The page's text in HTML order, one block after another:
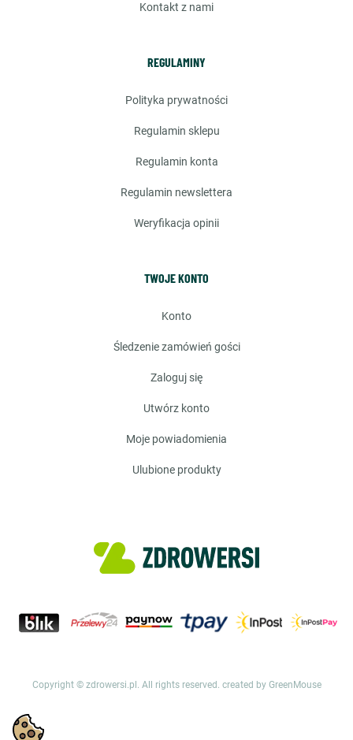
kontakt z nami
REGULAMINY
polityka prywatności
regulamin sklepu
regulamin konta
regulamin newslettera
weryfikacja opinii
TWOJE KONTO
konto
śledzenie zamówień gości
zaloguj się
utwórz konto
moje powiadomienia
ulubione produkty
Copyright © zdrowersi.pl. All rights reserved. created by GreenMouse